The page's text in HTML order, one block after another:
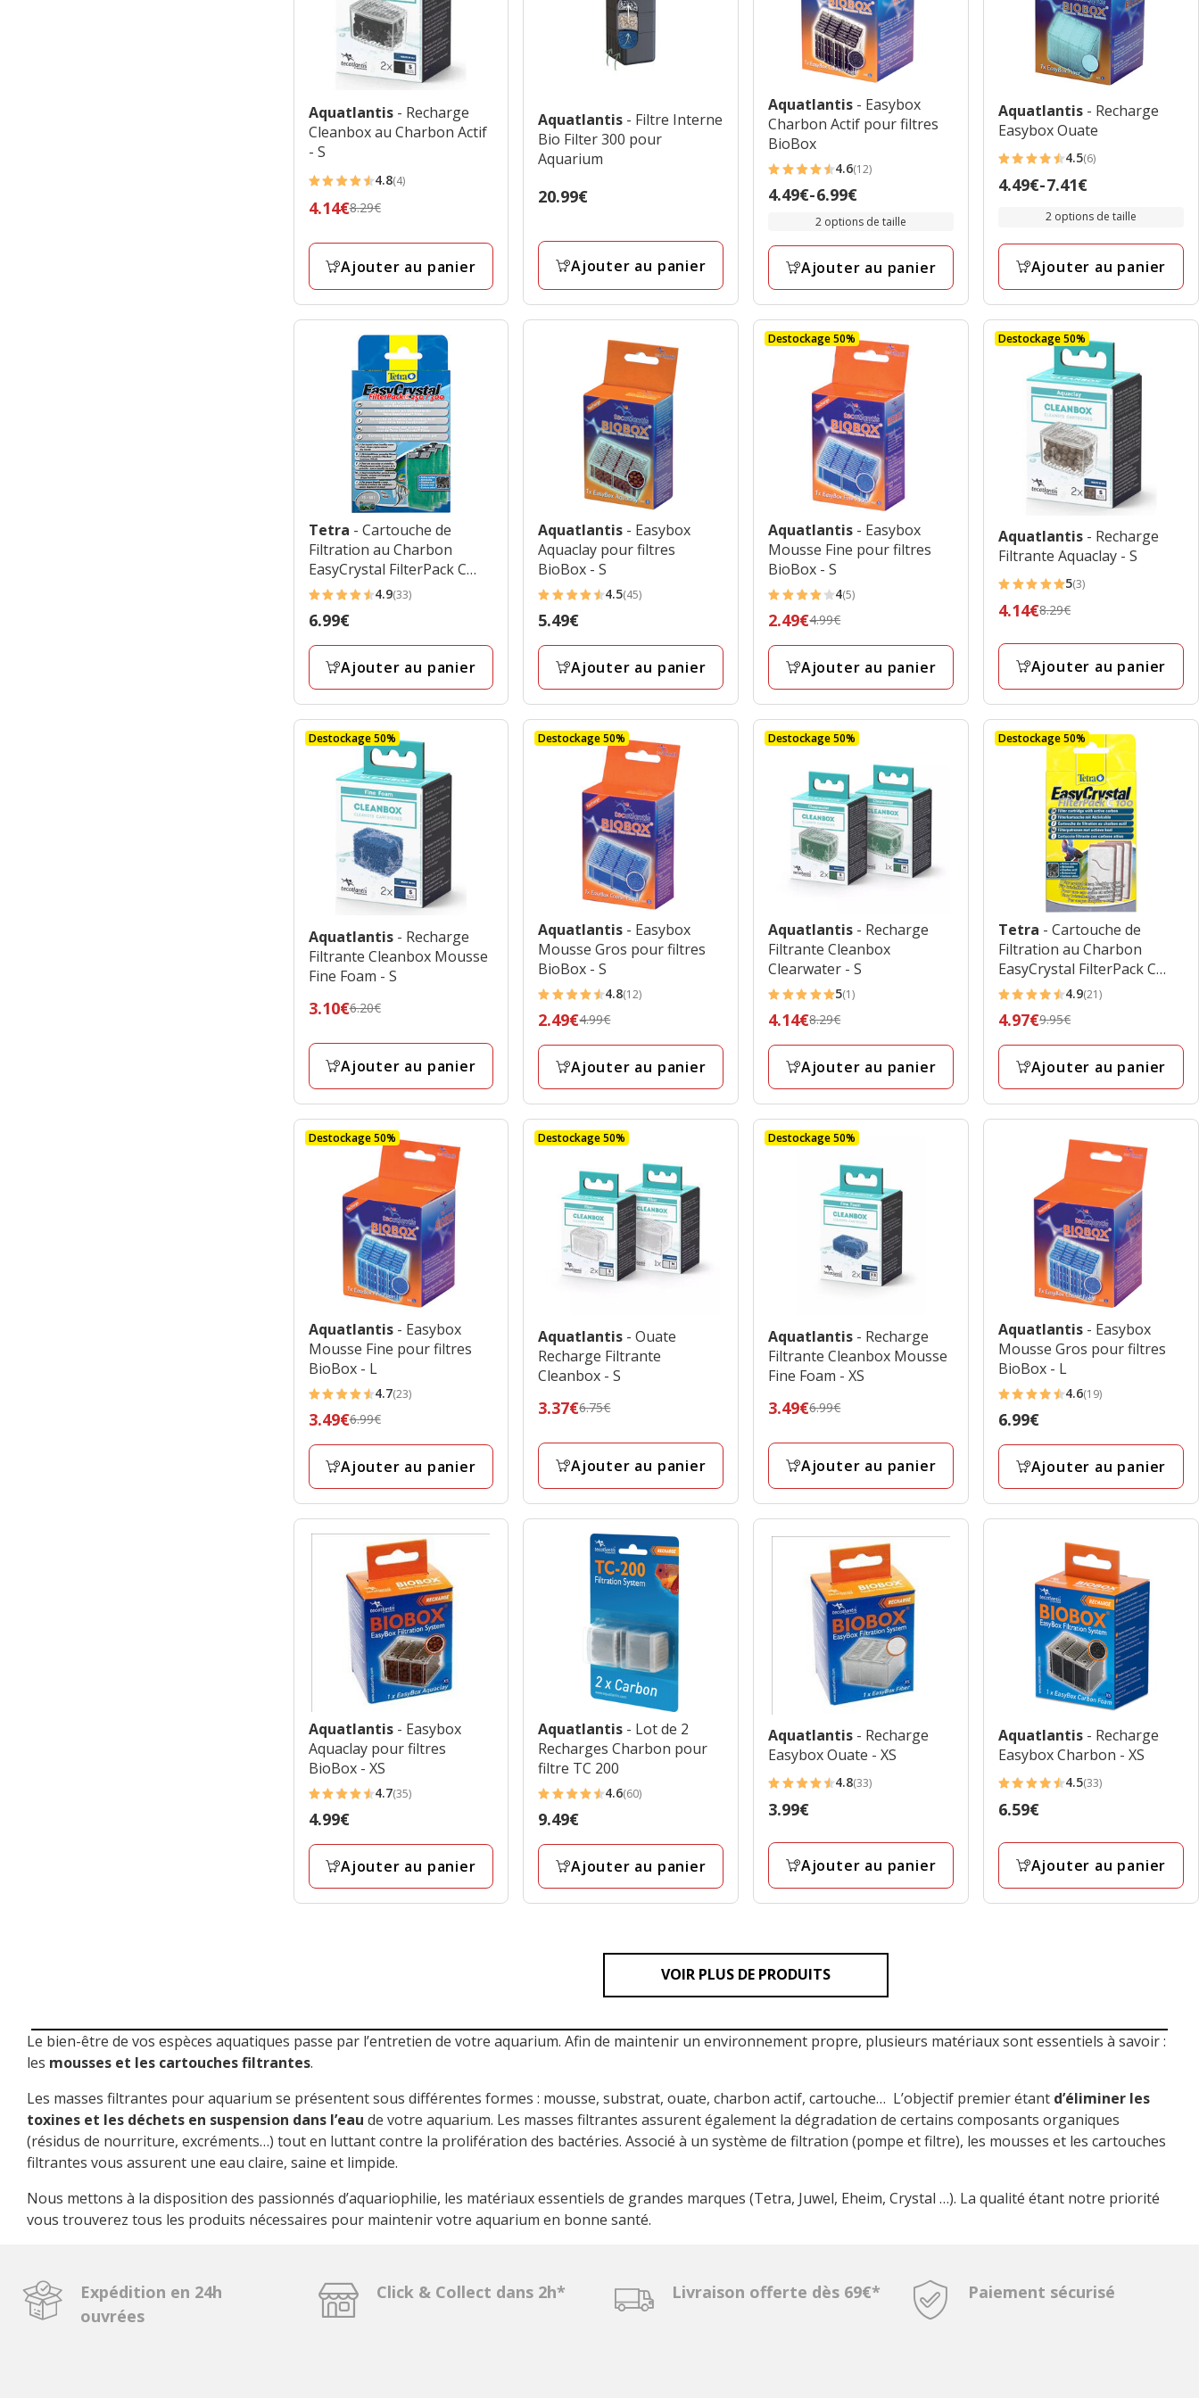
Aquatlantis - Recharge
Cleanbox au Charbon Actif
- S
4.8
étoiles
4
avis
4.8(4)
Prix
8.29€,
prix
final
4.14€8.29€
Ajouter au panier
Aquatlantis - Filtre Interne
Bio Filter 300 pour
Aquarium
Prix
20.99€
Ajouter au panier
Aquatlantis - Easybox
Charbon Actif pour filtres
BioBox
4.6
étoiles
12
avis
4.6(12)
Prix
à
6.99€
4.49€-6.99€
2 options de taille
Ajouter au panier
Aquatlantis - Recharge
Easybox Ouate
4.5
étoiles
avis
4.5(6)
Prix
à
7.41€
4.49€-7.41€
2 options de taille
Ajouter au panier
Tetra - Cartouche de
Filtration au Charbon
EasyCrystal FilterPack C
250/300 pour Filtre Tetra
4.9
étoiles
avec
avis
4.9(33)
Prix
6.99€
6.99€
Ajouter au panier
Aquatlantis - Easybox
Aquaclay pour filtres
BioBox - S
4.5
étoiles
avec
avis
4.5(45)
Prix
5.49€
5.49€
Ajouter au panier
Destockage 50%
Aquatlantis - Easybox
Mousse Fine pour filtres
BioBox - S
4
étoiles
avec
avis
4(5)
Prix
précédent
4.99€,
prix
final
2.49€
2.49€4.99€
Ajouter au panier
Destockage 50%
Aquatlantis - Recharge
Filtrante Aquaclay - S
5
étoiles
avis
5(3)
Prix
8.29€,
prix
final
4.14€
4.14€8.29€
Ajouter au panier
Destockage 50%
Aquatlantis - Recharge
Filtrante Cleanbox Mousse
Fine Foam - S
Prix
6.20€,
prix
final
3.10€
3.10€6.20€
Ajouter au panier
Destockage 50%
Aquatlantis - Easybox
Mousse Gros pour filtres
BioBox - S
4.8
étoiles
avec
avis
4.8(12)
Prix
précédent
4.99€,
prix
final
2.49€
2.49€4.99€
Ajouter au panier
Destockage 50%
Aquatlantis - Recharge
Filtrante Cleanbox
Clearwater - S
5
étoiles
avec
avis
5(1)
Prix
précédent
8.29€,
prix
final
4.14€
4.14€8.29€
Ajouter au panier
Destockage 50%
Tetra - Cartouche de
Filtration au Charbon
EasyCrystal FilterPack C
100 pour Aquarium Tetra
4.9
étoiles
avec
avis
4.9(21)
Prix
précédent
9.95€,
prix
final
4.97€
4.97€9.95€
Ajouter au panier
Destockage 50%
Aquatlantis - Easybox
Mousse Fine pour filtres
BioBox - L
4.7
étoiles
avec
avis
4.7(23)
Prix
précédent
6.99€,
prix
final
3.49€
3.49€6.99€
Ajouter au panier
Destockage 50%
Aquatlantis - Ouate
Recharge Filtrante
Cleanbox - S
Prix
6.75€,
prix
final
3.37€
3.37€6.75€
Ajouter au panier
Destockage 50%
Aquatlantis - Recharge
Filtrante Cleanbox Mousse
Fine Foam - XS
Prix
6.99€,
prix
final
3.49€
3.49€6.99€
Ajouter au panier
Aquatlantis - Easybox
Mousse Gros pour filtres
BioBox - L
4.6
étoiles
avec
avis
4.6(19)
Prix
6.99€
6.99€
Ajouter au panier
Aquatlantis - Easybox
Aquaclay pour filtres
BioBox - XS
4.7
étoiles
avec
avis
4.7(35)
Prix
4.99€
4.99€
Ajouter au panier
Aquatlantis - Lot de 2
Recharges Charbon pour
filtre TC 200
4.6
étoiles
avec
avis
4.6(60)
Prix
9.49€
9.49€
Ajouter au panier
Aquatlantis - Recharge
Easybox Ouate - XS
4.8
étoiles
avis
4.8(33)
Prix
3.99€
Ajouter au panier
Aquatlantis - Recharge
Easybox Charbon - XS
4.5
étoiles
avis
4.5(33)
Prix
6.59€
Ajouter au panier
VOIR PLUS DE PRODUITS
Le bien-être de vos espèces aquatiques passe par l’entretien de votre aquarium. Afin de maintenir un environnement propre, plusieurs matériaux sont essentiels à savoir :
les mousses et les cartouches filtrantes.
Les masses filtrantes pour aquarium se présentent sous différentes formes : mousse, substrat, ouate, charbon actif, cartouche… L’objectif premier étant d’éliminer les
toxines et les déchets en suspension dans l’eau de votre aquarium. Les masses filtrantes assurent également la dégradation de certains composants organiques
(résidus de nourriture, excréments…) tout en luttant contre la prolifération des bactéries. Associé à un système de filtration (pompe et filtre), les mousses et les cartouches
filtrantes vous assurent une eau claire, saine et limpide.
Nous mettons à la disposition des passionnés d’aquariophilie, les matériaux essentiels de grandes marques (Tetra, Juwel, Eheim, Crystal …). La qualité étant notre priorité
vous trouverez tous les produits nécessaires pour maintenir votre aquarium en bonne santé.
Expédition en 24h
ouvrées
Click & Collect dans 2h* Livraison offerte dès 69€* Paiement sécurisé